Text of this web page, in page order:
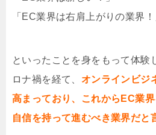
「EC業界は右肩上がりの業界！
といったことを身をもって体験
ロナ禍を経て、 オンラインビジ
高まっており、これからEC業界
自信を持って進むべき業界だと